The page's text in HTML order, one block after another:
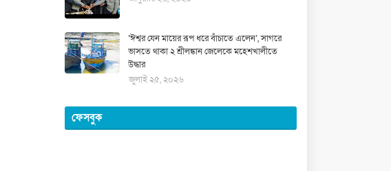
‘ঈশ্বর যেন মায়ের রূপ ধরে বাঁচাতে এলেন’, সাগরে
ভাসতে থাকা ২ শ্রীলঙ্কান জেলেকে মহেশখালীতে
উদ্ধার
জুলাই ২৫, ২০২৬
ফেসবুক